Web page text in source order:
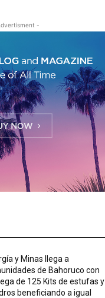
-
y Minas llega a
de Bahoruco con
de 125 Kits de estufas y
beneficiando a igual